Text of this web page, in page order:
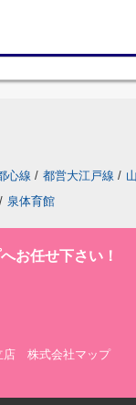
心線 / 都営大江戸線 /
/ 泉体育館
お任せ下さい！
店 株式会社マップ